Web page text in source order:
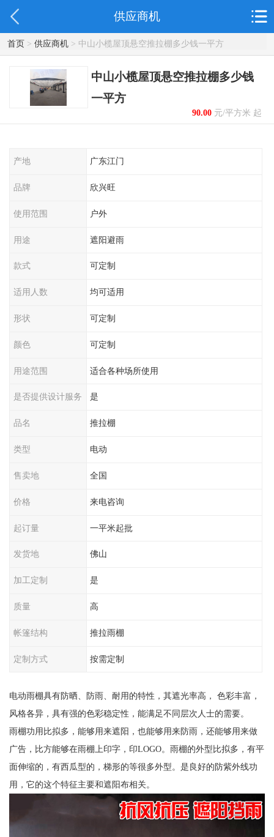
供应商机
首页> 供应商机> 中山小榄屋顶悬空推拉棚多少钱一平方
中山小榄屋顶悬空推拉棚多少钱
一平方
90.00元/平方米 起
产地 广东江门
品牌 欣兴旺
使用范围 户外
用途 遮阳避雨
款式 可定制
适用人数 均可适用
形状 可定制
颜色 可定制
用途范围 适合各种场所使用
是否提供设计服务 是
品名 推拉棚
类型 电动
售卖地 全国
价格 来电咨询
起订量 一平米起批
发货地 佛山
加工定制 是
质量 高
帐篷结构 推拉雨棚
定制方式 按需定制
电动雨棚具有防晒、防雨、耐用的特性，其遮光率高， 色彩丰富，
风格各异，具有强的色彩稳定性，能满足不同层次人士的需要。
雨棚功用比拟多，能够用来遮阳，也能够用来防雨，还能够用来做
广告，比方能够在雨棚上印字，印LOGO。雨棚的外型比拟多，有平
面伸缩的，有西瓜型的，梯形的等很多外型。是良好的防紫外线功
用，它的这个特征主要和遮阳布相关。